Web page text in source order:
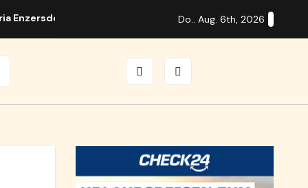
Enzersdorf Guitar Days in Brunn mit internationalen
Do.. Aug. 6th, 2026